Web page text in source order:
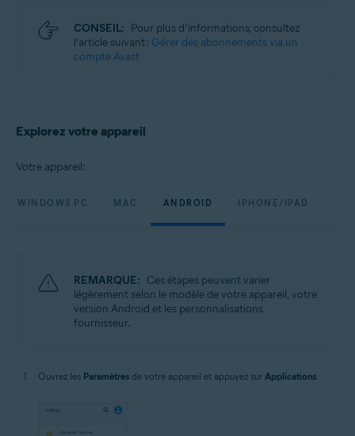
CONSEIL: Pour plus d’informations, consultez
l’article suivant : Gérer des abonnements via un
compte Avast
Explorez votre appareil
Votre appareil:
WINDOWS PC MAC ANDROID IPHONE/IPAD
REMARQUE: Ces étapes peuvent varier
légèrement selon le modèle de votre appareil, votre
version Android et les personnalisations
fournisseur.
Ouvrez les Paramètres de votre appareil et appuyez sur Applications.